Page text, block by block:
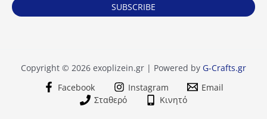
SUBSCRIBE
Copyright © 2026 exoplizein.gr | Powered by G-Crafts.gr
Facebook
Instagram
Email
Σταθερό
Κινητό